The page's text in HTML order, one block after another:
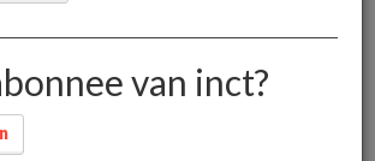
van inct?